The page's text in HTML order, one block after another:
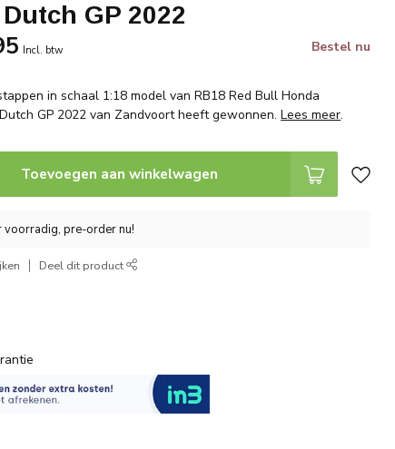
GP 2022
Incl. btw Bestel nu
in schaal 1:18 model van RB18 Red Bull Honda
GP 2022 van Zandvoort heeft gewonnen.Lees meer.
Toevoegen aan winkelwagen
voorradig, pre-order nu!
Deel dit product